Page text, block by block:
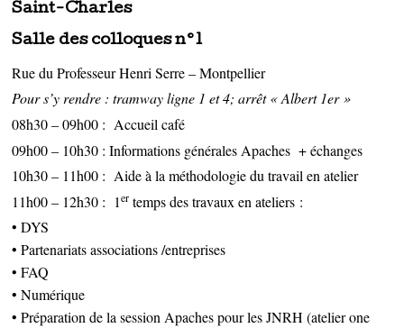
Saint-Charles
Salle des colloques n°1
Rue du Professeur Henri Serre – Montpellier
Pour s’y rendre : tramway ligne 1 et 4; arrêt « Albert 1er »
08h30 – 09h00 : Accueil café
09h00 – 10h30 : Informations générales Apaches + échanges
10h30 – 11h00 : Aide à la méthodologie du travail en atelier
11h00 – 12h30 : 1er temps des travaux en ateliers :
• DYS
• Partenariats associations /entreprises
• FAQ
• Numérique
• Préparation de la session Apaches pour les JNRH (atelier one